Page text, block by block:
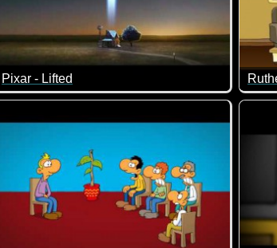
was man angestellt hat.
aber nett! Diese kleinen Larven sind immer
Pixar - Lifted
Sensationelles Filmchen von Pixar. Ich glaube,